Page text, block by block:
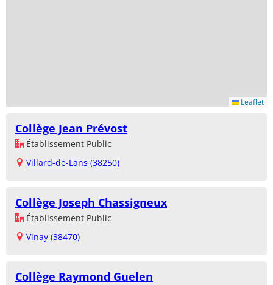
Leaflet
Collège Jean Prévost
Établissement Public
Villard-de-Lans (38250)
Collège Joseph Chassigneux
Établissement Public
Vinay (38470)
Collège Raymond Guelen